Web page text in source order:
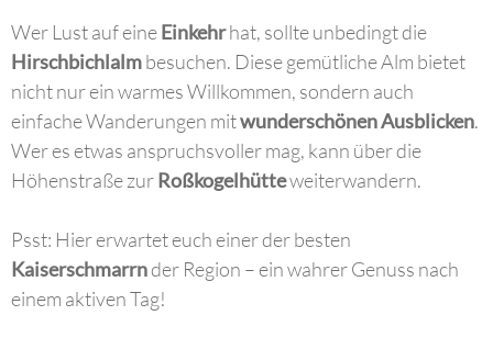
Wer Lust auf eineEinkehrhat, sollte unbedingt die
Hirschbichlalmbesuchen. Diese gemütliche Alm bietet
nicht nur ein warmes Willkommen, sondern auch
einfache Wanderungen mitwunderschönen Ausblicken.
Wer es etwas anspruchsvoller mag, kann über die
Höhenstraße zurRoßkogelhütteweiterwandern.
Psst: Hier erwartet euch einer der besten
Kaiserschmarrnder Region – ein wahrer Genuss nach
einem aktiven Tag!